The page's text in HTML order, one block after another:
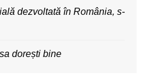
dezvoltată în România, s-
dorești bine